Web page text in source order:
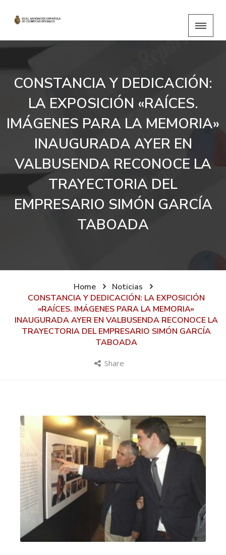
CONSTANCIA Y DEDICACIÓN:
LA EXPOSICIÓN «RAÍCES.
IMÁGENES PARA LA MEMORIA»
INAUGURADA AYER EN
VALBUSENDA RECONOCE LA
TRAYECTORIA DEL
EMPRESARIO SIMÓN GARCÍA
TABOADA
Home
Noticias
CONSTANCIA Y DEDICACIÓN: LA EXPOSICIÓN
«RAÍCES. IMÁGENES PARA LA MEMORIA»
INAUGURADA AYER EN VALBUSENDA RECONOCE LA
TRAYECTORIA DEL EMPRESARIO SIMÓN GARCÍA
TABOADA
Share